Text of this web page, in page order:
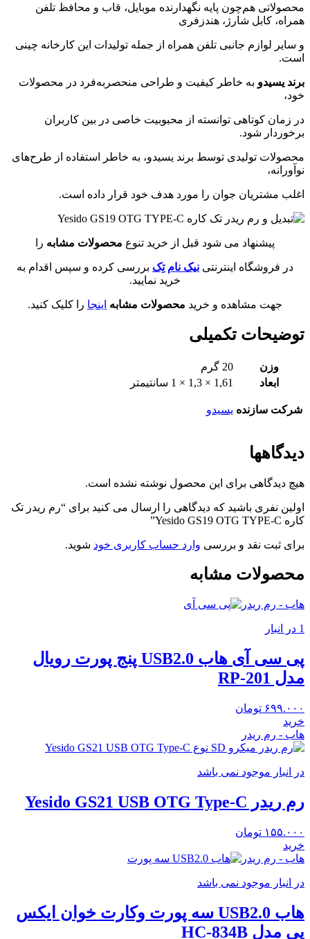
محصولاتی هم‌چون پایه نگهدارنده موبایل، قاب و محافظ تلفن
همراه، کابل شارژ، هندزفری
و سایر لوازم جانبی تلفن همراه از جمله تولیدات این کارخانه چینی
است.
برند یسیدو به خاطر کیفیت و طراحی منحصربه‌فرد در محصولات
خود،
در زمان کوتاهی توانسته از محبوبیت خاصی در بین کاربران
برخوردار شود.
محصولات تولیدی توسط برند یسیدو، به خاطر استفاده از طرح‌های
نوآورانه،
اغلب مشتریان جوان را مورد هدف خود قرار داده است.
پیشنهاد می شود قبل از خرید تنوع محصولات مشابه را
در فروشگاه اینترنتی نیک نام تِک بررسی کرده و سپس اقدام به
خرید نمایید.
جهت مشاهده و خرید محصولات مشابه اینجا را کلیک کنید.
توضیحات تکمیلی
وزن
20 گرم
ابعاد
1,61 × 1,3 × 1 سانتیمتر
شرکت سازنده یسیدو
دیدگاهها
هیچ دیدگاهی برای این محصول نوشته نشده است.
اولین نفری باشید که دیدگاهی را ارسال می کنید برای “رم ریدر تک
کاره Yesido GS19 OTG TYPE-C”
برای ثبت نقد و بررسی وارد حساب کاربری خود شوید.
محصولات مشابه
هاب - رم ریدر
1 در انبار
پی سی آی هاب USB2.0 پنج پورت رویال
مدل RP-201
۶۹۹.۰۰۰ تومان
خرید
هاب - رم ریدر
در انبار موجود نمی باشد
رم ریدر Yesido GS21 USB OTG Type-C
۱۵۵.۰۰۰ تومان
خرید
هاب - رم ریدر
در انبار موجود نمی باشد
هاب USB2.0 سه پورت وکارت خوان ایکس
پی مدل HC-834B